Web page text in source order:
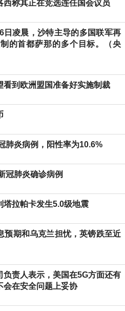
称其正在竞选连任国会议员
日凌晨，沙特主导的多国联军再
的首都萨那的多个目标。（央
到欧洲盟国准备好实施制裁
肺炎病例，阳性率为10.6%
冠肺炎确诊病例
塔拉帕卡发生5.0级地震
预期和乌克兰担忧，英镑跌至近
负责人表示，美国在5G方面还有
会在安全问题上妥协